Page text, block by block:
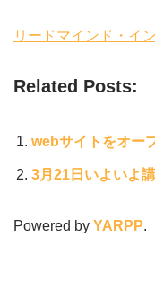
リードマインド・イ
Related Posts:
webサイトをオー
3月21日いよいよ
Powered by YARPP.